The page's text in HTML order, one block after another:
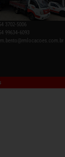
3702-5006
99634‑6093‬